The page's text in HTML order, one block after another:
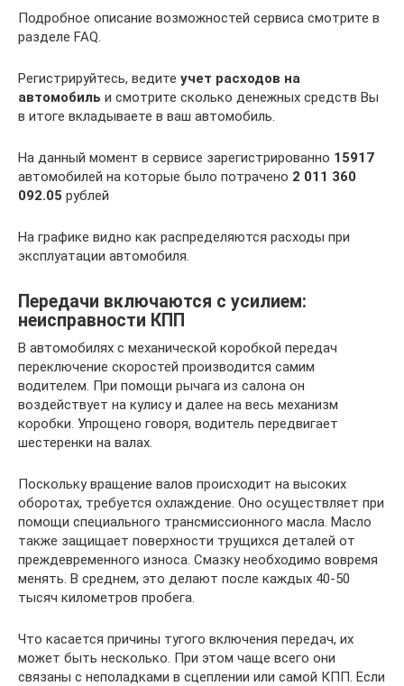
Подробное описание возможностей сервиса смотрите в
разделе FAQ.
Регистрируйтесь, ведите учет расходов на
автомобиль и смотрите сколько денежных средств Вы
в итоге вкладываете в ваш автомобиль.
На данный момент в сервисе зарегистрированно 15917
автомобилей на которые было потрачено 2 011 360
092.05 рублей
На графике видно как распределяются расходы при
эксплуатации автомобиля.
Передачи включаются с усилием:
неисправности КПП
В автомобилях с механической коробкой передач
переключение скоростей производится самим
водителем. При помощи рычага из салона он
воздействует на кулису и далее на весь механизм
коробки. Упрощено говоря, водитель передвигает
шестеренки на валах.
Поскольку вращение валов происходит на высоких
оборотах, требуется охлаждение. Оно осуществляет при
помощи специального трансмиссионного масла. Масло
также защищает поверхности трущихся деталей от
преждевременного износа. Смазку необходимо вовремя
менять. В среднем, это делают после каждых 40-50
тысяч километров пробега.
Что касается причины тугого включения передач, их
может быть несколько. При этом чаще всего они
связаны с неполадками в сцеплении или самой КПП. Если